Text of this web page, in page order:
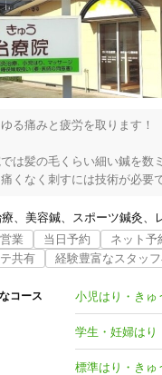
設備の特徴
キッズス
女性向けの特徴
女性スタ
接客・サービスの
コロ
チャット
施術の特徴
る痛みと疲労を取ります！
は髪の毛くらい細い鍼を数
くなく刺すには技術が必要
聞いただけで「痛そうで怖
治療を受けられると刺され
ころか鍼灸独特の心地良い
リラックス効果が抜群に高
んどの場合はそうですが、ま
な方には通常よりもっと細い
方が効果が早く出やすいため
美容鍼 スポーツ鍼灸
業
当日予約 ネット予
共有
経験豊富なスタッ
コース 小児はり・きゅ
学生・妊婦はり
標準はり・きゅ